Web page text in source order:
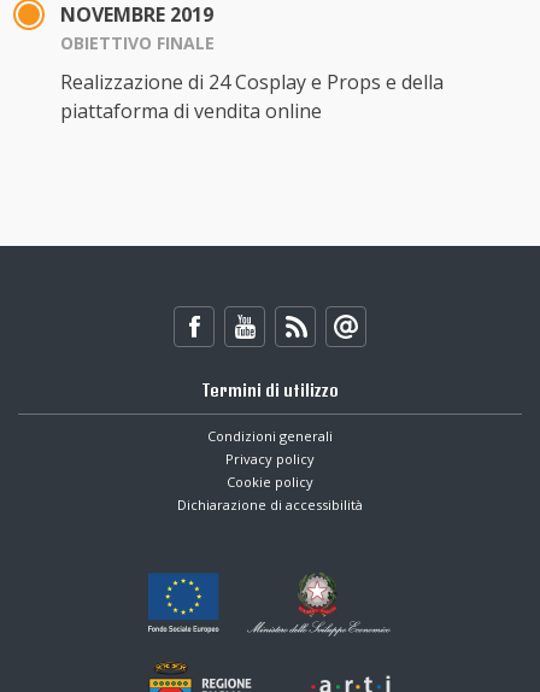
NOVEMBRE 2019
OBIETTIVO FINALE
Realizzazione di 24 Cosplay e Props e della
piattaforma di vendita online
Termini di utilizzo
Condizioni generali
Privacy policy
Cookie policy
Dichiarazione di accessibilità